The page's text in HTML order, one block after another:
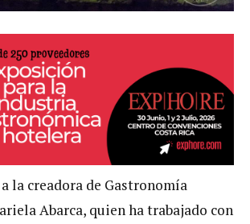
la creadora de Gastronomía
Abarca, quien ha trabajado con